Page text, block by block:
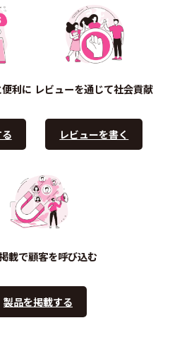
利に レビューを通じて社会貢献
レビューを書く
載で顧客を呼び込む
製品を掲載する